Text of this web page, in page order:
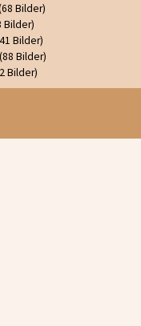
Bilder)
Bilder)
Bilder)
Bilder)
Bilder)